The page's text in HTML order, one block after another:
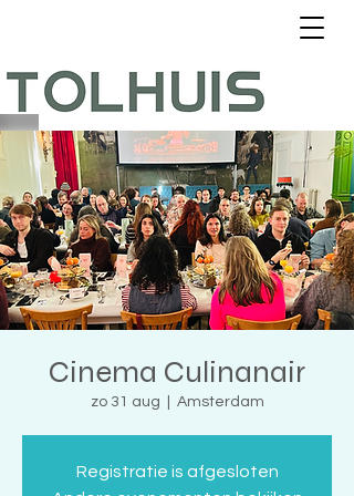
Cinema Culinanair
zo 31 aug Amsterdam
Registratie is afgesloten